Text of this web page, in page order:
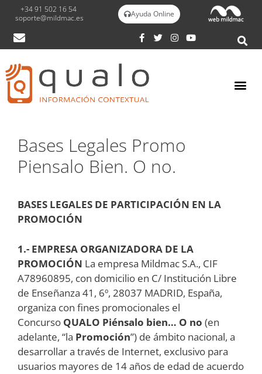
+34 91 502 16 54
soporte@mildmac.es
Ayuda Online
Bases Legales Promo
Piensalo Bien. O no.
BASES LEGALES DE PARTICIPACIÓN EN LA
PROMOCIÓN
1.- EMPRESA ORGANIZADORA DE LA
PROMOCIÓN La empresa Mildmac S.A., CIF
A78960895, con domicilio en C/ Institución Libre
de Enseñanza 41, 6º, 28037 MADRID, España,
organiza con fines promocionales el
Concurso QUALO Piénsalo bien… O no (en
adelante, “la Promoción”) de ámbito nacional, a
desarrollar a través de Internet, exclusivo para
usuarios mayores de 14 años de edad de acuerdo